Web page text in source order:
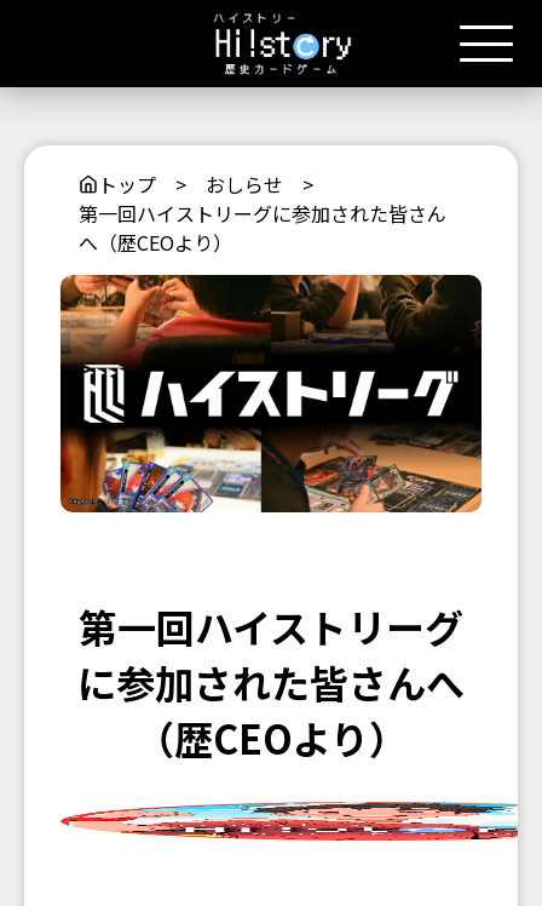
トップ > おしらせ >
第一回ハイストリーグに参加された皆さん
へ（歴CEOより）
第一回ハイストリーグ
に参加された皆さんへ
（歴CEOより）